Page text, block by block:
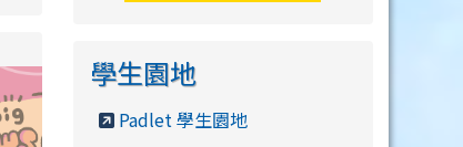
學生園地
Padlet 學生園地